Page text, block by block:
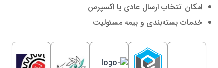
امکان انتخاب ارسال عادی یا اکسپرس
خدمات بسته‌بندی و بیمه مسئولیت